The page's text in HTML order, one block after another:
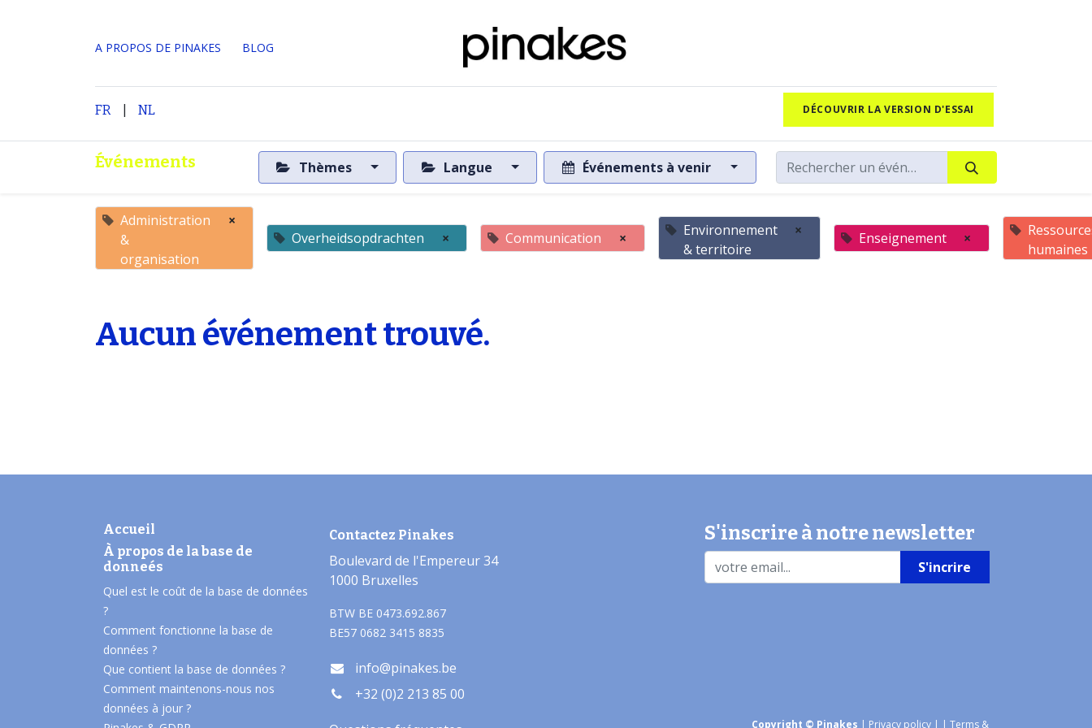
A PROPOS DE PINAKES ​BLOG
FR | NL DÉCOUVRIR LA VERSION D'ESSAI
Événements Thèmes Langue Événements à venir
Administration
&
organisation
×
Overheidsopdrachten
× Communication ×
Environnement
& territoire
× Enseignement ×
humaines
Aucun événement trouvé.
Accueil
À propos de la base de
donneés​
Quel est le coût de la base de données
?
Comment fonctionne la base de
données ?
Que contient la base de données ?
Comment maintenons-nous nos
données à jour ?
Contactez Pinakes
Boulevard de l'Empereur 34
1000 Bruxelles
BTW BE 0473.692.867
BE57 0682 3415 8835
info@pinakes.be
+32 (0)2 213 85 00
S'inscrire à notre newsletter
S'incrire
Copyright © Pinakes | Privacy policy | | Terms &